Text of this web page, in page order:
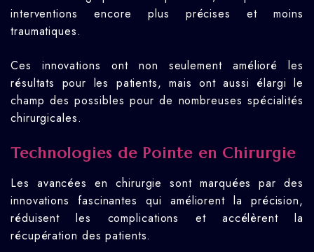
interventions encore plus précises et moins
traumatiques.
Ces innovations ont non seulement amélioré les
résultats pour les patients, mais ont aussi élargi le
champ des possibles pour de nombreuses spécialités
chirurgicales.
Technologies de Pointe en Chirurgie
Les avancées en chirurgie sont marquées par des
innovations fascinantes qui améliorent la précision,
réduisent les complications et accélèrent la
récupération des patients.